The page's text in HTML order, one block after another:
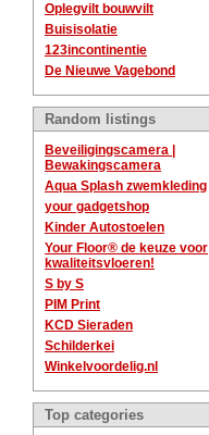
Oplegvilt bouwvilt
Buisisolatie
123incontinentie
De Nieuwe Vagebond
Random listings
Beveiligingscamera |
Bewakingscamera
Aqua Splash zwemkleding
your gadgetshop
Kinder Autostoelen
Your Floor® de keuze voor
kwaliteitsvloeren!
S by S
PIM Print
KCD Sieraden
Schilderkei
Winkelvoordelig.nl
Top categories